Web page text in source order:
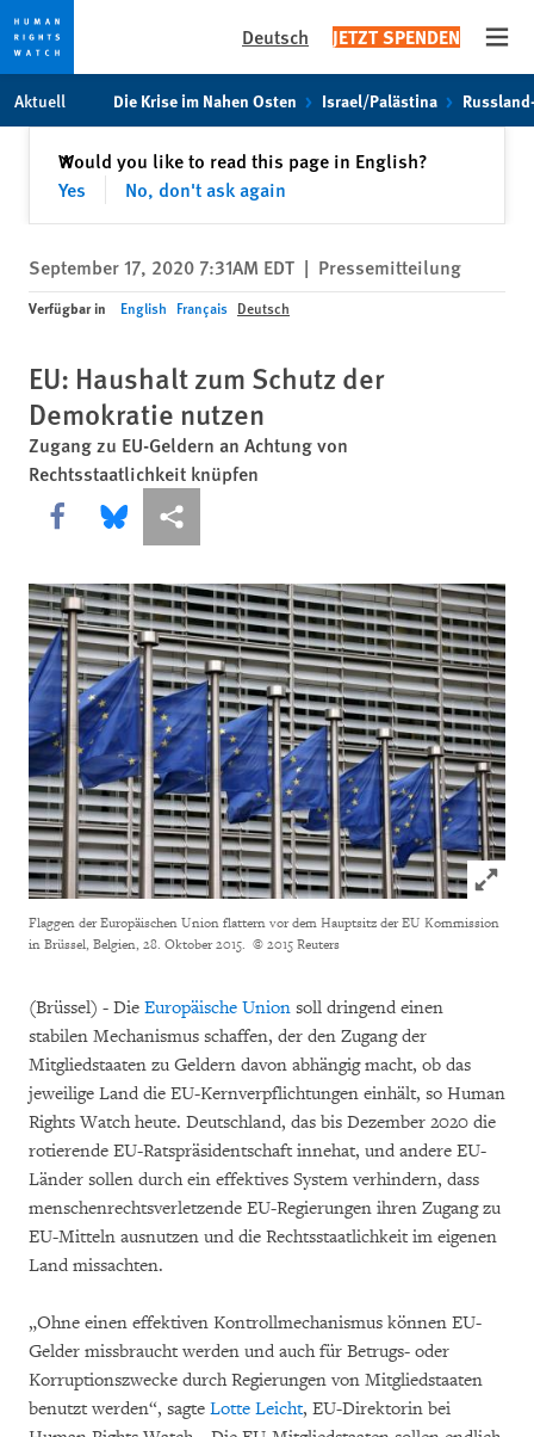
Skip
to
Skip
to
content
Deutsch JETZT SPENDEN
Aktuell Die Krise im Nahen Osten Israel/Palästina
Would you like to read this page in English?
Yes
No, don't ask again
✕Schließen
September 17, 2020 7:31AM EDT | Pressemitteilung
Verfügbar in English Français Deutsch
EU: Haushalt zum Schutz der
Demokratie nutzen
Zugang zu EU-Geldern an Achtung von
Rechtsstaatlichkeit knüpfen
Share this via Facebook
Share this via Bluesky
More sharing options
Click to
Flaggen der Europäischen Union flattern vor dem Hauptsitz der EU Kommission
in Brüssel, Belgien, 28. Oktober 2015. © 2015 Reuters
(Brüssel) - Die Europäische Union soll dringend einen
stabilen Mechanismus schaffen, der den Zugang der
Mitgliedstaaten zu Geldern davon abhängig macht, ob das
jeweilige Land die EU-Kernverpflichtungen einhält, so Human
Rights Watch heute. Deutschland, das bis Dezember 2020 die
rotierende EU-Ratspräsidentschaft innehat, und andere EU-
Länder sollen durch ein effektives System verhindern, dass
menschenrechtsverletzende EU-Regierungen ihren Zugang zu
EU-Mitteln ausnutzen und die Rechtsstaatlichkeit im eigenen
Land missachten.
„Ohne einen effektiven Kontrollmechanismus können EU-
Gelder missbraucht werden und auch für Betrugs- oder
Korruptionszwecke durch Regierungen von Mitgliedstaaten
benutzt werden“, sagte Lotte Leicht, EU-Direktorin bei